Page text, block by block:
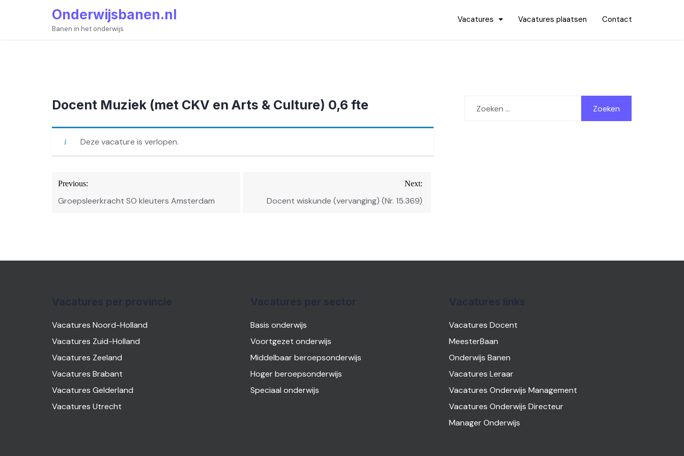
Onderwijsbanen.nl
Banen in het onderwijs
Vacatures Vacatures plaatsen Contact
Docent Muziek (met CKV en Arts & Culture) 0,6 fte
Deze vacature is verlopen.
Bericht
navigatie
Previous:
Groepsleerkracht SO kleuters Amsterdam
Next:
Docent wiskunde (vervanging) (Nr. 15.369)
naar:
Vacatures Noord-Holland
Vacatures Zuid-Holland
Vacatures Zeeland
Vacatures Brabant
Vacatures Gelderland
Vacatures Utrecht
Basis onderwijs
Voortgezet onderwijs
Middelbaar beroepsonderwijs
Hoger beroepsonderwijs
Speciaal onderwijs
Vacatures Docent
MeesterBaan
Onderwijs Banen
Vacatures Leraar
Vacatures Onderwijs Management
Vacatures Onderwijs Directeur
Manager Onderwijs